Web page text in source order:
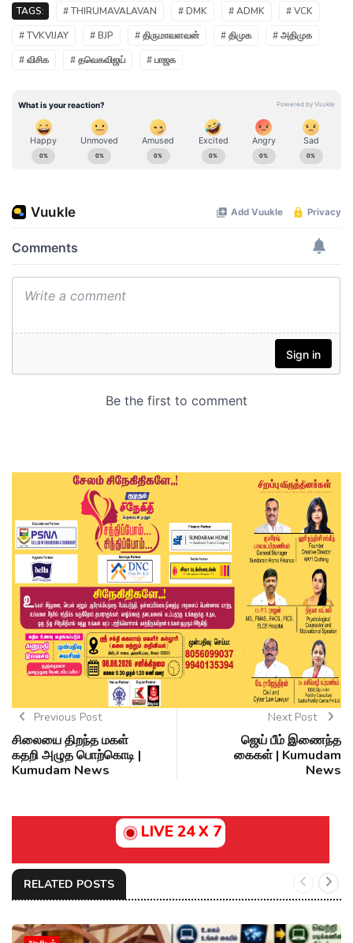
TAGS: # THIRUMAVALAVAN # DMK # ADMK
# VCK
# TVKVIJAY
# BJP # திருமாவளவன் # திமுக
# அதிமுக
# விசிக
# தவெகவிஜய் # பாஜக
Previous Post
சிலையை திறந்த மகள்
கதறி அழுத பொற்கொடி |
Kumudam News
Next Post
ஜெய் பீம் இணைந்த
கைகள் | Kumudam
News
LIVE 24 X 7
RELATED POSTS